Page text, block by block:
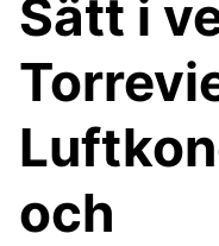
Sätt i
och